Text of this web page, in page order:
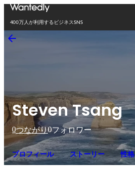
400万人が利用するビジネスSNS
Steven Tsang
0つながり0フォロワー
プロフィール ストーリー 性格